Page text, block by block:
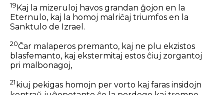
19Kaj la mizeruloj havos grandan ĝojon en la
Eternulo, kaj la homoj malriĉaj triumfos en la
Sanktulo de Izrael.
20Ĉar malaperos premanto, kaj ne plu ekzistos
blasfemanto, kaj ekstermitaj estos ĉiuj zorgantoj
pri malbonagoj,
21 kiuj pekigas homojn per vorto kaj faras insidojn